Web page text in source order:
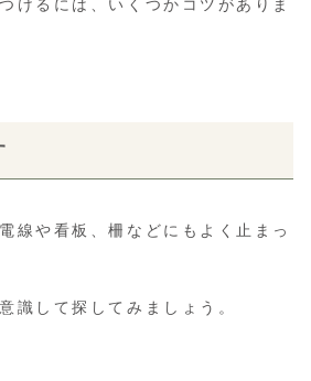
けるには、いくつかコツがありま
線や看板、柵などにもよく止まっ
識して探してみましょう。